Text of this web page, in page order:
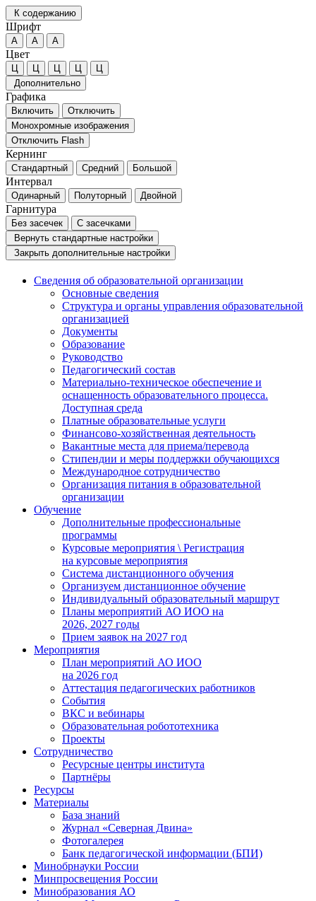
К содержанию
Шрифт
А А А
Цвет
Ц Ц Ц Ц
Ц
Дополнительно
Графика
Включить
Отключить
Монохромные изображения
Отключить Flash
Кернинг
Стандартный Средний Большой
Интервал
Одинарный Полуторный Двойной
Гарнитура
Без засечек
С засечками
Вернуть стандартные настройки
Закрыть дополнительные настройки
Сведения об образовательной организации
Основные сведения
Структура и органы управления образовательной
организацией
Документы
Образование
Руководство
Педагогический состав
Материально-техническое обеспечение и
оснащенность образовательного процесса.
Доступная среда
Платные образовательные услуги
Финансово-хозяйственная деятельность
Вакантные места для приема/перевода
Стипендии и меры поддержки обучающихся
Международное сотрудничество
Организация питания в образовательной
организации
Обучение
Дополнительные профессиональные
программы
Курсовые мероприятия \ Регистрация
на курсовые мероприятия
Система дистанционного обучения
Организуем дистанционное обучение
Индивидуальный образовательный маршрут
Планы мероприятий АО ИОО на
2026, 2027 годы
Прием заявок на 2027 год
Мероприятия
План мероприятий АО ИОО
на 2026 год
Аттестация педагогических работников
События
ВКС и вебинары
Образовательная робототехника
Проекты
Сотрудничество
Ресурсные центры института
Партнёры
Ресурсы
Материалы
База знаний
Журнал «Северная Двина»
Фотогалерея
Банк педагогической информации (БПИ)
Минобрнауки России
Минпросвещения России
Минобразования АО